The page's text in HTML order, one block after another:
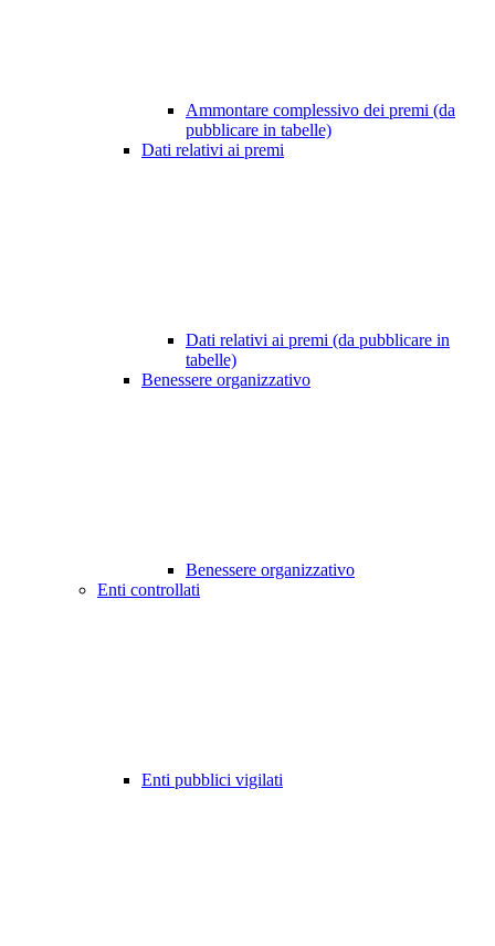
Ammontare complessivo dei premi (da
pubblicare in tabelle)
Dati relativi ai premi
Dati relativi ai premi (da pubblicare in
tabelle)
Benessere organizzativo
Benessere organizzativo
Enti controllati
Enti pubblici vigilati